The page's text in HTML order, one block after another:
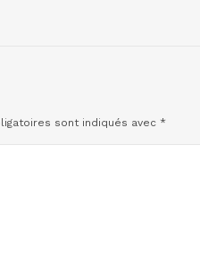
sont indiqués avec *